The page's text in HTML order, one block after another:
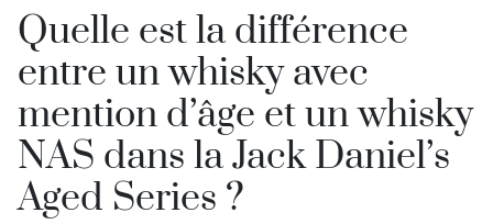
Quelle est la différence
entre un whisky avec
mention d’âge et un whisky
NAS dans la Jack Daniel’s
Aged Series ?